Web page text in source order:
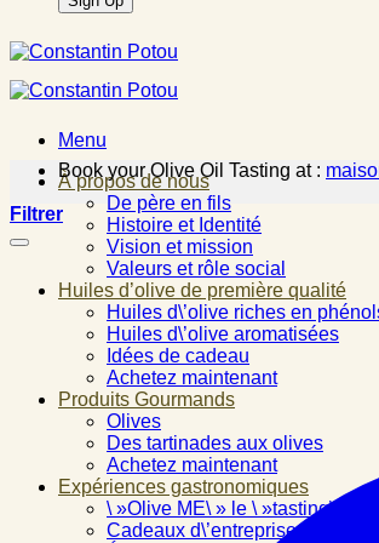
Menu
À propos de nous
De père en fils
Histoire et Identité
Vision et mission
Valeurs et rôle social
Huiles d’olive de première qualité
Huiles d\’olive riches en
Huiles d\’olive aromatisées
Idées de cadeau
Achetez maintenant
Produits Gourmands
Olives
Des tartinades aux olives
Achetez maintenant
Expériences gastronomiques
\ »Olive ME\ » le \ »tasting\ »
Cadeaux d\’entreprise
Book your Olive Oil Tasting at :
Filtrer